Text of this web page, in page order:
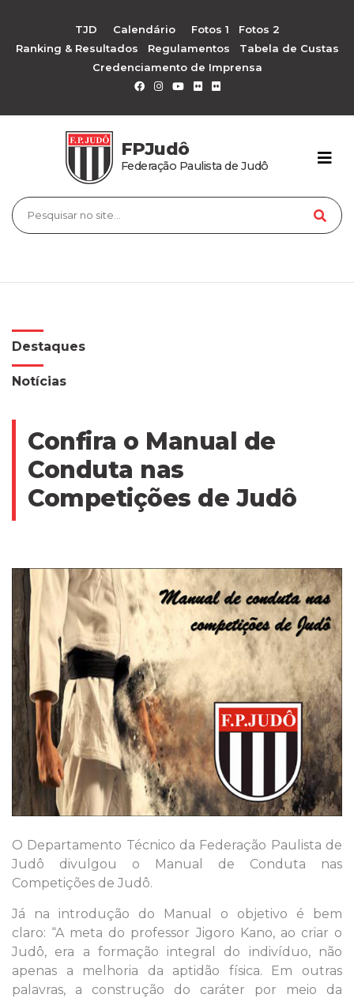
TJD Calendário Fotos 1
Fotos 2
Ranking & Resultados
Regulamentos
Tabela de Custas
Credenciamento de Imprensa
FPJudô
Federação Paulista de Judô
Destaques
Notícias
Confira o Manual de
Conduta nas
Competições de Judô
O Departamento Técnico da Federação Paulista de
Judô divulgou o Manual de Conduta nas
Competições de Judô.
Já na introdução do Manual o objetivo é bem
claro: “A meta do professor Jigoro Kano, ao criar o
Judô, era a formação integral do indivíduo, não
apenas a melhoria da aptidão física. Em outras
palavras, a construção do caráter por meio da